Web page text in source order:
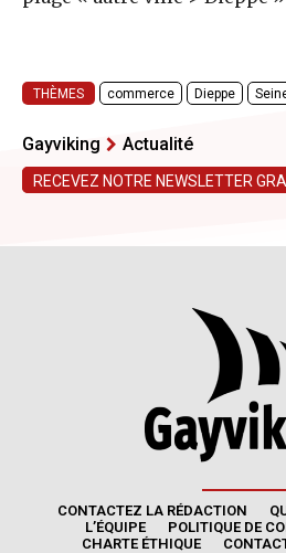
CONTACTEZ LA RÉDACTION
L’ÉQUIPE
POLITIQUE DE
CHARTE ÉTHIQUE